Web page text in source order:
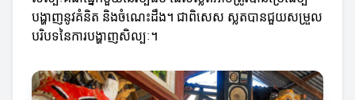
បង្ហាញនូវគំនិត និងចំណេះដឹង។ ជាពិសេស ស្លតបានជួយសម្រួល
បរិបទនៃការបង្ហាញសិល្បៈ។